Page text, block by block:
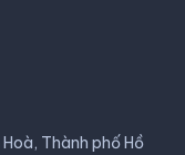
Thành phố Hồ